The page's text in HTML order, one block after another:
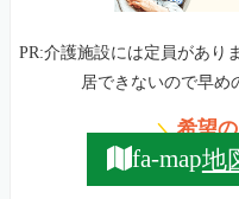
PR:介護施設には定員があり
居できないので早め
＼希望
fa-map地